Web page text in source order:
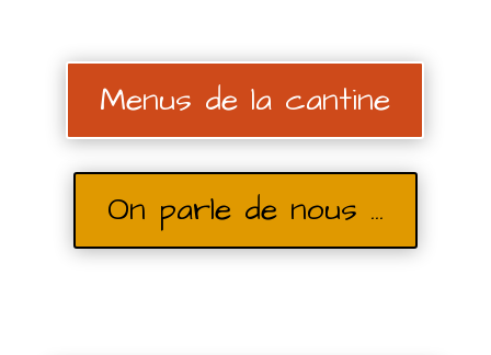
Menus de la cantine
On parle de nous ...